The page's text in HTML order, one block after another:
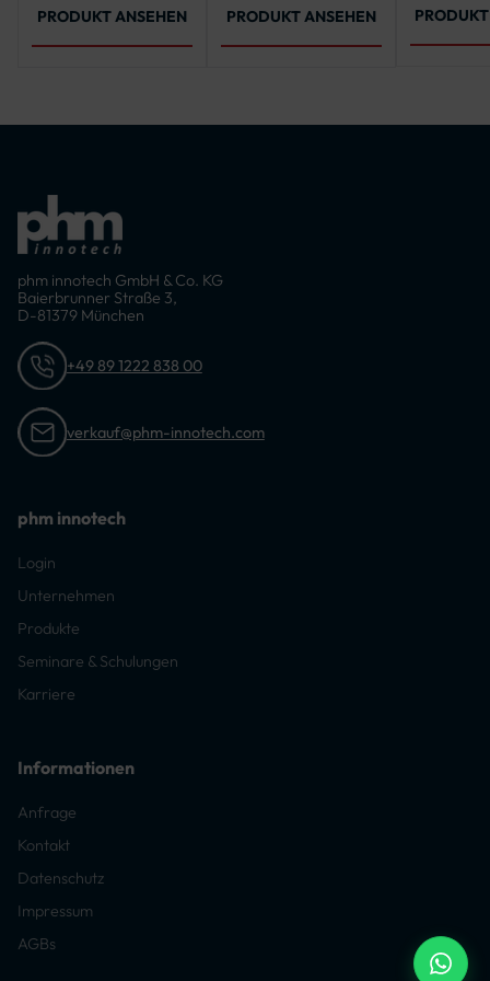
Pfosten ab 2000 mm)
PRODUKT ANSEHEN
PRODUKT ANSEHEN
3250
4000
phm innotech GmbH & Co. KG
Baierbrunner Straße 3,
D-81379 München
+49 89 1222 838 00
verkauf@phm-innotech.com
phm innotech
Login
Unternehmen
Produkte
Seminare & Schulungen
Karriere
Informationen
Anfrage
Kontakt
Datenschutz
Impressum
AGBs